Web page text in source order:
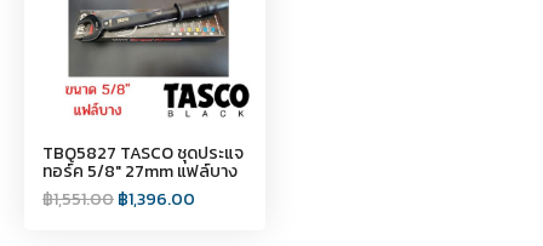
TBQ5827 TASCO ชุดประแจ
ทอร์ค 5/8″ 27mm แฟล์บาง
฿1,551.00฿1,396.00